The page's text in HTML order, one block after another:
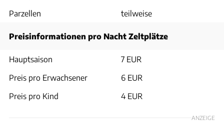
Parzellen
teilweise
Preisinformationen pro Nacht Zeltplätze
Hauptsaison
7 EUR
Preis pro Erwachsener
6 EUR
Preis pro Kind
4 EUR
ANZEIGE